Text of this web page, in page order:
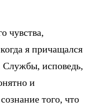
чувства,
я причащался
Службы, исповедь,
и
того, что